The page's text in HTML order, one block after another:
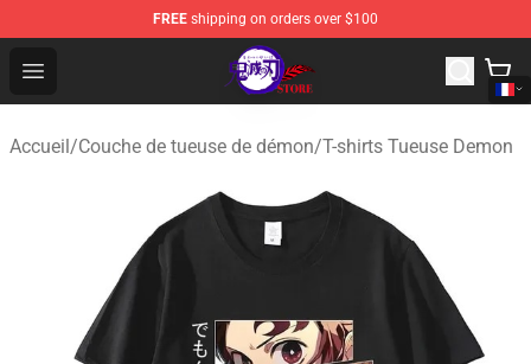
FREE shipping on orders over $100
Open menu
Kimetsu no Yaiba Store - Official Kimetsu no Yaiba
Accueil/Couche de tueuse de démon/T-shirts Tueuse Demon